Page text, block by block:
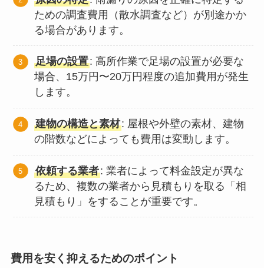
ための調査費用（散水調査など）が別途かか
る場合があります。
足場の設置: 高所作業で足場の設置が必要な
場合、15万円〜20万円程度の追加費用が発生
します。
建物の構造と素材: 屋根や外壁の素材、建物
の階数などによっても費用は変動します。
依頼する業者: 業者によって料金設定が異な
るため、複数の業者から見積もりを取る「相
見積もり」をすることが重要です。
費用を安く抑えるためのポイント